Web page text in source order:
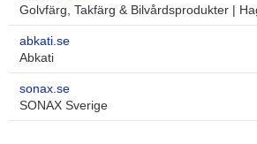
Golvfärg, Takfärg & Bilvårdsprodukter |
abkati.se
Abkati
sonax.se
SONAX Sverige